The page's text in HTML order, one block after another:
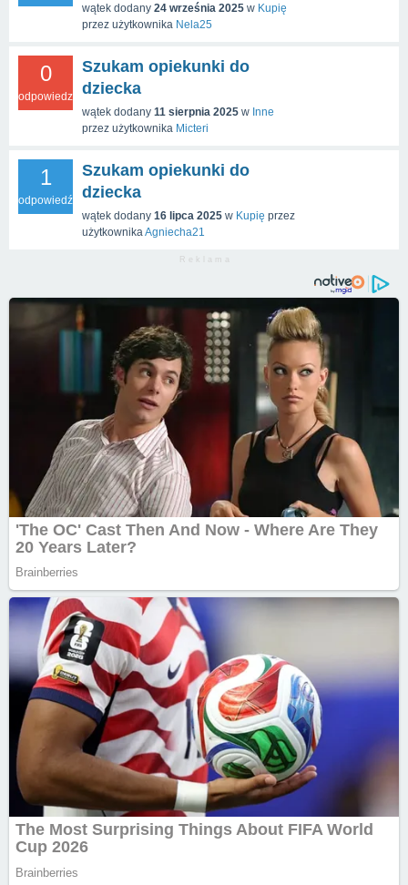
wątek dodany 24 września 2025 w Kupię
przez użytkownika Nela25
0
odpowiedzi
Szukam opiekunki do
dziecka
wątek dodany 11 sierpnia 2025 w Inne
przez użytkownika Micteri
1
odpowiedź
Szukam opiekunki do
dziecka
wątek dodany 16 lipca 2025 w Kupię przez
użytkownika Agniecha21
R e k l a m a